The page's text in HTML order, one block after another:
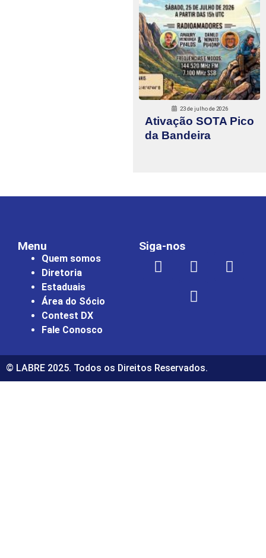
23 de julho de 2026
Ativação SOTA Pico
da Bandeira
Menu
Quem somos
Diretoria
Estaduais
Área do Sócio
Contest DX
Fale Conosco
Siga-nos
© LABRE 2025. Todos os Direitos Reservados.